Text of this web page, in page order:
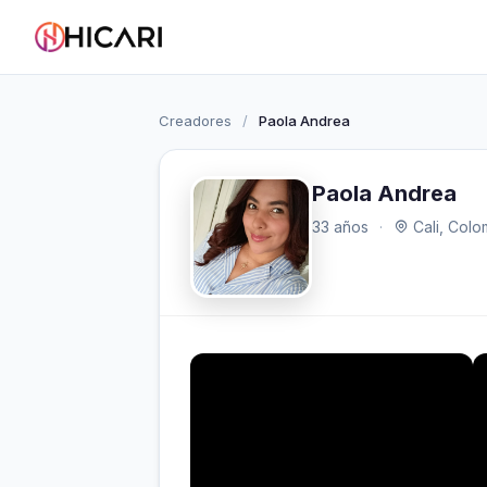
Creadores / Paola Andrea
Paola Andrea
33 años · Cali,